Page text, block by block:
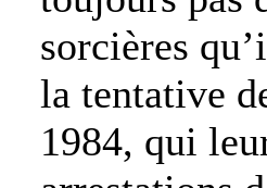
sorcières
la tentative
1984, qui